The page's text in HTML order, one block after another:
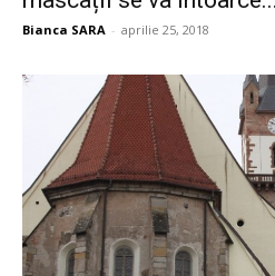
Bianca SARA - aprilie 25, 2018